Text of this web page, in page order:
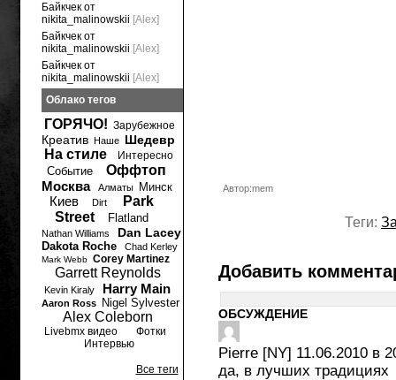
Автор:mem
Теги:
Добавить
ОБСУЖДЕНИЕ
Pierre [NY] 11.06.2010 в
да, в лучших традициях
Байкчек от
nikita_malinowskii [Alex]
Байкчек от
nikita_malinowskii [Alex]
Байкчек от
nikita_malinowskii [Alex]
Облако тегов
ГОРЯЧО! Зарубежное
Креатив Наше Шедевр
На стиле Интересно
Событие
Оффтоп
Москва
Алматы Минск
Киев Dirt
Park
Street
Flatland
Nathan Williams Dan Lacey
Dakota Roche Chad Kerley
Mark Webb Corey Martinez
Garrett Reynolds
Kevin Kiraly Harry Main
Aaron Ross Nigel Sylvester
Alex Coleborn
Livebmx видео
Фотки
Интервью
Все теги